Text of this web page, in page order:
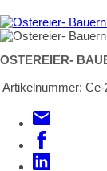
OSTEREIER-
Artikelnummer: Ce-